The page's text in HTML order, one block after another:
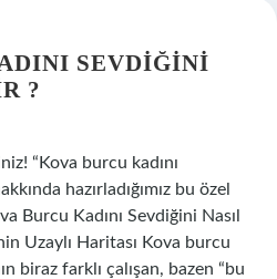
SEVDIĞINI
?
“Kova burcu kadını
hazırladığımız bu özel
Burcu Kadını Sevdiğini Nasıl
Uzaylı Haritası Kova burcu
biraz farklı çalışan, bazen “bu